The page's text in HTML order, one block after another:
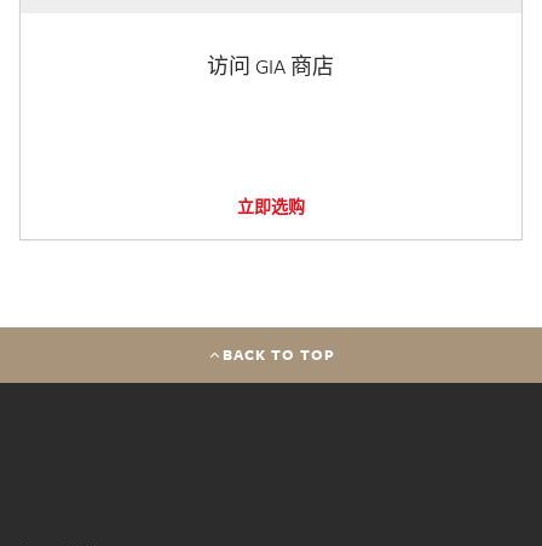
访问 GIA 商店
立即选购
BACK TO TOP